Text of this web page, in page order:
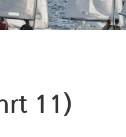
11)